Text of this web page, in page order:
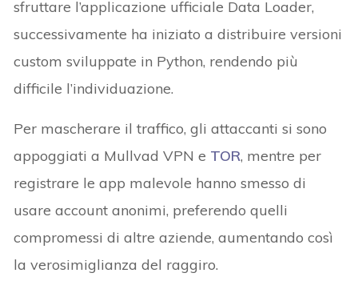
sfruttare l’applicazione ufficiale Data Loader,
successivamente ha iniziato a distribuire versioni
custom sviluppate in Python, rendendo più
difficile l’individuazione.
Per mascherare il traffico, gli attaccanti si sono
appoggiati a Mullvad VPN e TOR, mentre per
registrare le app malevole hanno smesso di
usare account anonimi, preferendo quelli
compromessi di altre aziende, aumentando così
la verosimiglianza del raggiro.